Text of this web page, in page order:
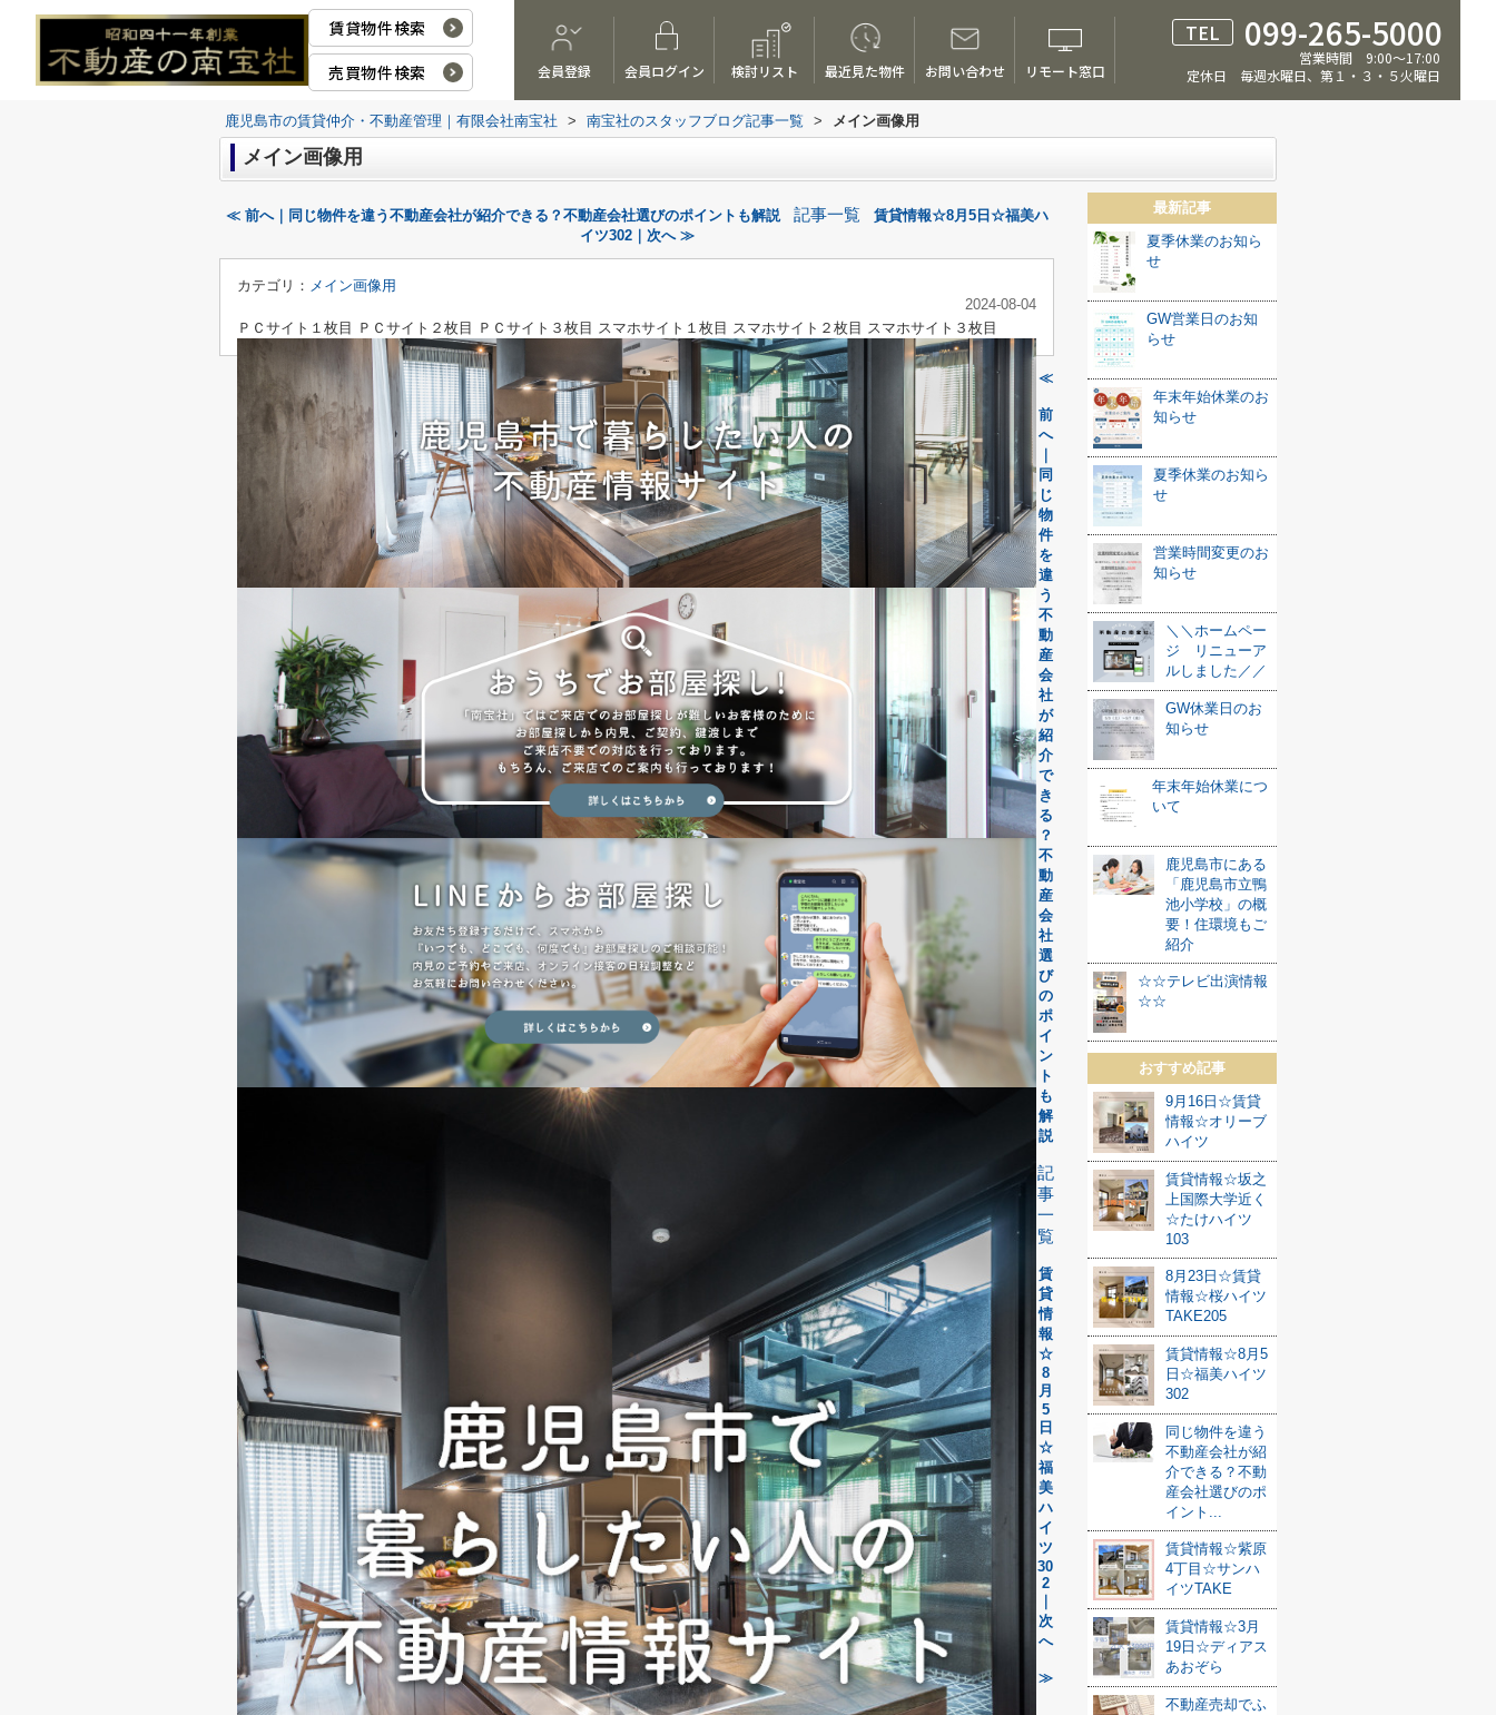
賃貸物件検索
売買物件検索
会員登録 会員ログイン 検討リスト 最近見た物件 お問い合わせ リモート窓口
TEL 099-265-5000
営業時間 9:00～17:00
定休日 毎週水曜日、第１・３・５火曜日
鹿児島市の賃貸仲介・不動産管理｜有限会社南宝社 > 南宝社のスタッフブログ記事一覧 > メイン画像用
メイン画像用
≪ 前へ｜同じ物件を違う不動産会社が紹介できる？不動産会社選びのポイントも解説 記事一覧
賃貸情報☆8月5日☆福美ハ
イツ302｜次へ ≫
カテゴリ： メイン画像用
2024-08-04
ＰＣサイト１枚目
ＰＣサイト２枚目 ＰＣサイト３枚目 スマホサイト１枚目 スマホサイト２枚目 スマホサイト３枚目
≪
前
へ
同
じ
物
件
を
違
う
不
動
産
会
社
が
紹
介
で
き
る
？
不
動
産
会
社
選
び
の
ポ
イ
ン
ト
も
解
説
記
事
一
覧
賃
貸
情
報
☆
8
月
5
日
☆
福
美
ハ
イ
ツ
30
2
次
へ
≫
最新記事
夏季休業のお知ら
せ
GW営業日のお知
らせ
年末年始休業のお
知らせ
夏季休業のお知ら
せ
営業時間変更のお
知らせ
＼＼ホームペー
ジ リニューア
ルしました／／
GW休業日のお
知らせ
年末年始休業につ
いて
鹿児島市にある
「鹿児島市立鴨
池小学校」の概
要！住環境もご
紹介
☆☆テレビ出演情報
☆☆
おすすめ記事
9月16日☆賃貸
情報☆オリーブ
ハイツ
賃貸情報☆坂之
上国際大学近く
☆たけハイツ
103
8月23日☆賃貸
情報☆桜ハイツ
TAKE205
賃貸情報☆8月5
日☆福美ハイツ
302
同じ物件を違う
不動産会社が紹
介できる？不動
産会社選びのポ
イント...
賃貸情報☆紫原
4丁目☆サンハ
イツTAKE
賃貸情報☆3月
19日☆ディアス
あおぞら
不動産売却でふ